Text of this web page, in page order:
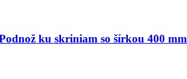
ku skriniam so šírkou 400 mm